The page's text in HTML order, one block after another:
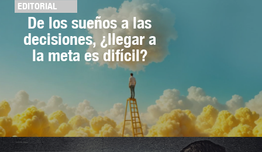
EDITORIAL
De los sueños a las
decisiones, ¿llegar a
la meta es difícil?